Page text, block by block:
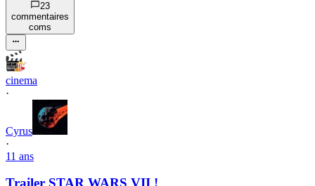
23
commentaires
coms
cinema
·
Cyrus
·
11 ans